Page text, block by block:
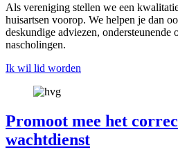
Als vereniging stellen we een
huisartsen voorop. We helpen je dan
deskundige adviezen, ondersteunende
nascholingen.
Ik wil lid worden
Promoot mee het
wachtdienst